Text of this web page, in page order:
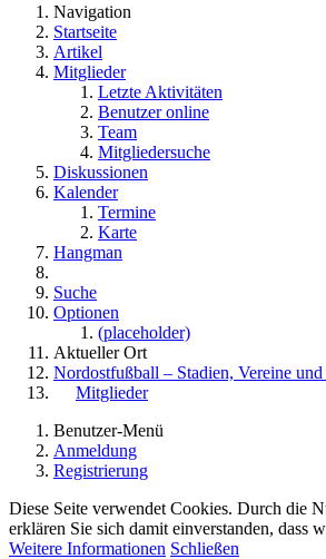
Navigation
Startseite
Artikel
Mitglieder
Letzte Aktivitäten
Benutzer online
Team
Mitgliedersuche
Diskussionen
Kalender
Termine
Karte
Hangman
Suche
Optionen
(placeholder)
Aktueller Ort
Nordostfußball – Stadien, Vereine und
Mitglieder
Benutzer-Menü
Anmeldung
Registrierung
Diese Seite verwendet Cookies. Durch die
erklären Sie sich damit einverstanden, dass
Weitere Informationen Schließen